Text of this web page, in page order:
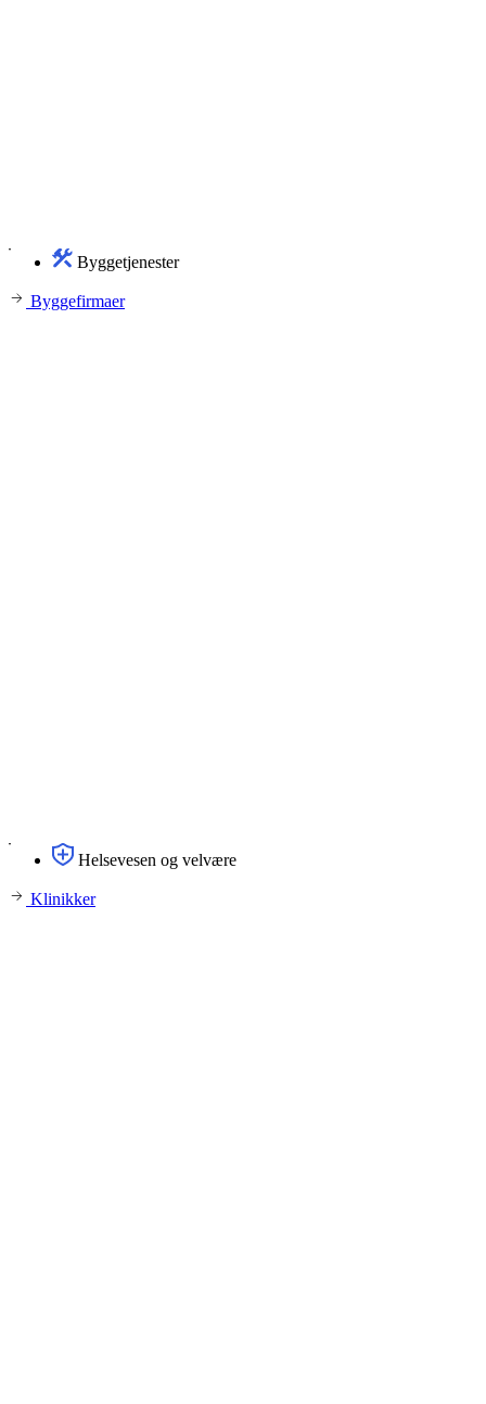
Byggetjenester
Byggefirmaer
Helsevesen og velvære
Klinikker